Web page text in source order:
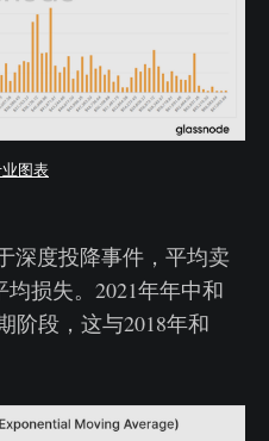
图表
深度投降事件，平均卖
损失。2021年年中和
阶段，这与2018年和